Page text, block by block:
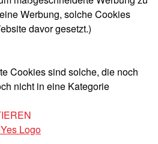
Werbung, solche Cookies
davor gesetzt.)
Cookies sind solche, die noch
nicht in eine Kategorie